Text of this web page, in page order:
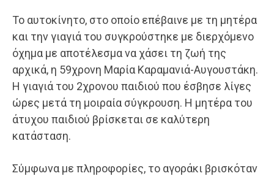
Το αυτοκίνητο, στο οποίο επέβαινε με τη μητέρα
και την γιαγιά του συγκρούστηκε με διερχόμενο
όχημα με αποτέλεσμα να χάσει τη ζωή της
αρχικά, η 59χρονη Μαρία Καραμανιά-Αυγουστάκη.
Η γιαγιά του 2χρονου παιδιού που έσβησε λίγες
ώρες μετά τη μοιραία σύγκρουση. Η μητέρα του
άτυχου παιδιού βρίσκεται σε καλύτερη
κατάσταση.
Σύμφωνα με πληροφορίες, το αγοράκι βρισκόταν